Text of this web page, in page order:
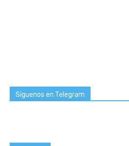
Síguenos en Telegram